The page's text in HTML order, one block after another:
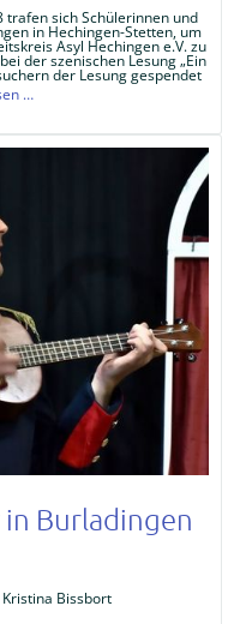
trafen sich Schülerinnen und
in Hechingen-Stetten, um
Asyl Hechingen e.V. zu
der szenischen Lesung „Ein
der Lesung gespendet
…Spendenübergabe
unsere
in Burladingen
Bissbort